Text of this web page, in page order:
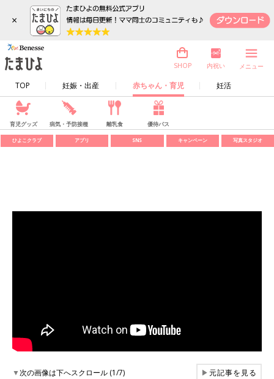
×
TOP 妊娠・出産 赤ちゃん・育児 妊活
SHOP 内祝い メニュー
育児グッズ 病気・予防接種 離乳食 優待パス
ひよこクラブ アプリ SNS キャンペーン 写真スタジオ
▼次の画像は下へスクロール (1/7) ▶元記事を見る